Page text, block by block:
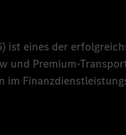
) ist eines der
und Premium-
im